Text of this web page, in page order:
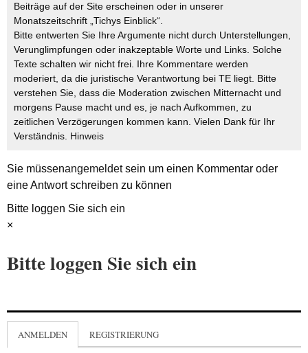
Beiträge auf der Site erscheinen oder in unserer
Monatszeitschrift „Tichys Einblick“.
Bitte entwerten Sie Ihre Argumente nicht durch Unterstellungen,
Verunglimpfungen oder inakzeptable Worte und Links. Solche
Texte schalten wir nicht frei. Ihre Kommentare werden
moderiert, da die juristische Verantwortung bei TE liegt. Bitte
verstehen Sie, dass die Moderation zwischen Mitternacht und
morgens Pause macht und es, je nach Aufkommen, zu
zeitlichen Verzögerungen kommen kann. Vielen Dank für Ihr
Verständnis. Hinweis
Sie müssenangemeldetsein um einen Kommentar oder
eine Antwort schreiben zu können
Bitte loggen Sie sich ein
×
Bitte loggen Sie sich ein
ANMELDEN REGISTRIERUNG